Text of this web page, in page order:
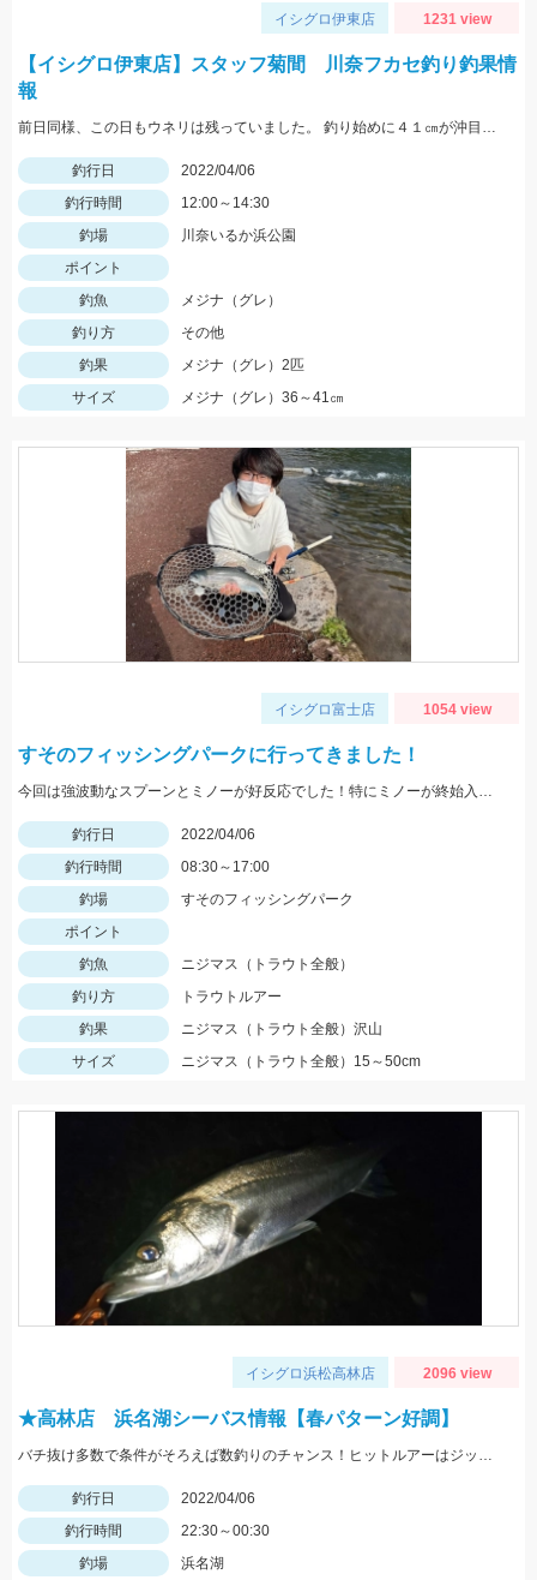
イシグロ伊東店 1231 view
【イシグロ伊東店】スタッフ菊間 川奈フカセ釣り釣果情
報
前日同様、この日もウネリは残っていました。 釣り始めに４１㎝が沖目で釣れましたが 手前はリリースサイズが多かったです。
釣行日
2022/04/06
釣行時間
12:00～14:30
釣場
川奈いるか浜公園
ポイント
釣魚
メジナ（グレ）
釣り方
その他
釣果
メジナ（グレ）2匹
サイズ
メジナ（グレ）36～41㎝
イシグロ富士店 1054 view
すそのフィッシングパークに行ってきました！
今回は強波動なスプーンとミノーが好反応でした！特にミノーが終始入れ食いでした♪
釣行日
2022/04/06
釣行時間
08:30～17:00
釣場
すそのフィッシングパーク
ポイント
釣魚
ニジマス（トラウト全般）
釣り方
トラウトルアー
釣果
ニジマス（トラウト全般）沢山
サイズ
ニジマス（トラウト全般）15～50cm
イシグロ浜松高林店 2096 view
★高林店 浜名湖シーバス情報【春パターン好調】
バチ抜け多数で条件がそろえば数釣りのチャンス！ヒットルアーはジップベイツのクロストリガー
釣行日
2022/04/06
釣行時間
22:30～00:30
釣場
浜名湖